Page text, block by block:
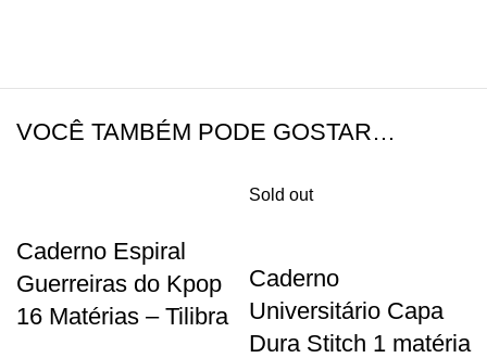
VOCÊ TAMBÉM PODE GOSTAR…
Caderno Espiral
Guerreiras do Kpop
16 Matérias – Tilibra
Sold out
Caderno
Universitário Capa
Dura Stitch 1 matéria